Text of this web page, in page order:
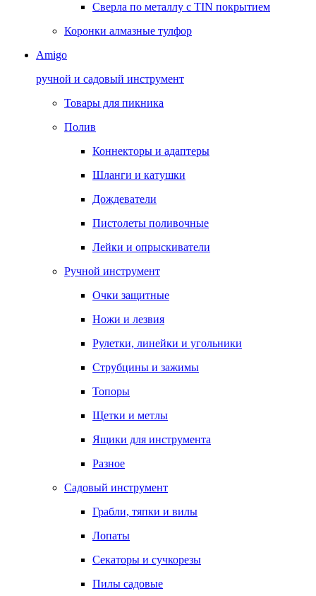
Сверла по металлу с TIN покрытием
Коронки алмазные тулфор
Amigo
ручной и садовый инструмент
Товары для пикника
Полив
Коннекторы и адаптеры
Шланги и катушки
Дождеватели
Пистолеты поливочные
Лейки и опрыскиватели
Ручной инструмент
Очки защитные
Ножи и лезвия
Рулетки, линейки и угольники
Струбцины и зажимы
Топоры
Щетки и метлы
Ящики для инструмента
Разное
Садовый инструмент
Грабли, тяпки и вилы
Лопаты
Секаторы и сучкорезы
Пилы садовые